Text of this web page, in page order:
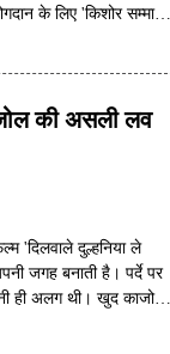
के लिए 'किशोर सम्मान'
की असली लव
'दिलवाले दुल्हनिया ले
जगह बनाती है। पर्दे पर
ही अलग थी। खुद काजोल